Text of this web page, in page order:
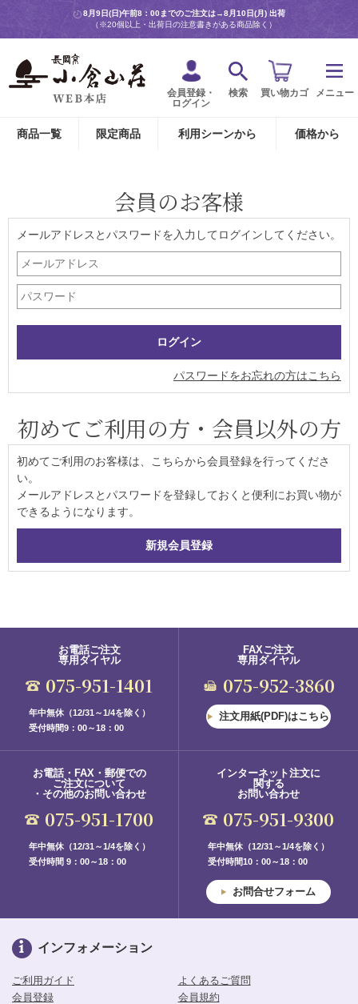
8月9日(日)午前8：00までのご注文は→8月10日(月) 出荷
（※20個以上・出荷日の注意書きがある商品除く）
会員登録・
ログイン
検索 買い物カゴ メニュー
商品一覧 限定商品 利用シーンから 価格から
会員のお客様
メールアドレスとパスワードを入力してログインしてください。
パスワードをお忘れの方はこちら
初めてご利用の方・会員以外の方
初めてご利用のお客様は、こちらから会員登録を行ってくださ
い。
メールアドレスとパスワードを登録しておくと便利にお買い物が
できるようになります。
お電話ご注文
専用ダイヤル
075-951-1401
年中無休（12/31～1/4を除く）
受付時間9：00～18：00
FAXご注文
専用ダイヤル
075-952-3860
注文用紙(PDF)はこちら
お電話・FAX・郵便での
ご注文について
・その他のお問い合わせ
075-951-1700
年中無休（12/31～1/4を除く）
受付時間 9：00～18：00
インターネット注文に
関する
お問い合わせ
075-951-9300
年中無休（12/31～1/4を除く）
受付時間10：00～18：00
お問合せフォーム
インフォメーション
ご利用ガイド
よくあるご質問
会員登録
会員規約